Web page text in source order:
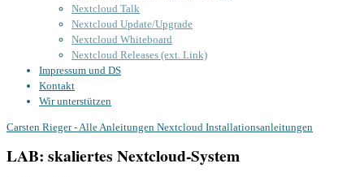
Nextcloud Talk
Nextcloud Update/Upgrade
Nextcloud Whiteboard
Nextcloud Releases (ext. Link)
Impressum und DS
Kontakt
Wir unterstützen
Carsten Rieger - Alle Anleitungen Nextcloud Installationsanleitungen
LAB: skaliertes Nextcloud-System